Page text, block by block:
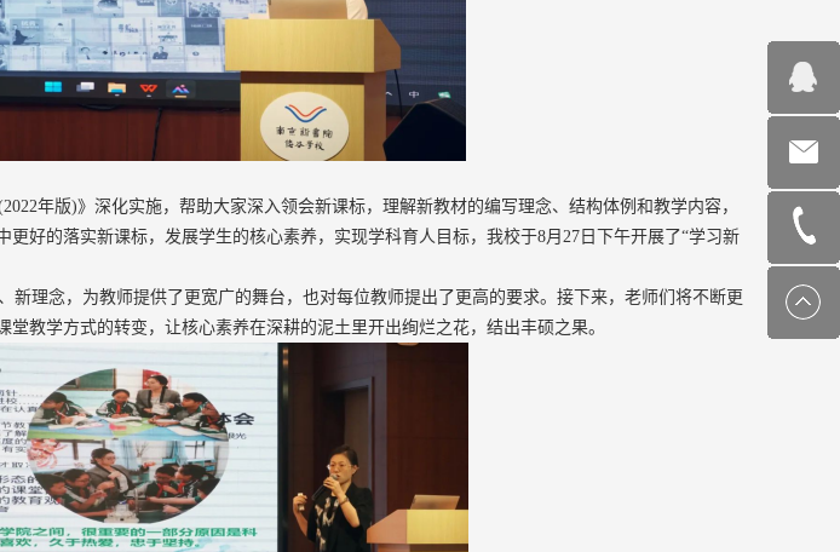
年版)》深化实施，帮助大家深入领会新课标，理解新教材的编写理念、结构体例和教学内容，
好的落实新课标，发展学生的核心素养，实现学科育人目标，我校于8月27日下午开展了“学习新
新理念，为教师提供了更宽广的舞台，也对每位教师提出了更高的要求。接下来，老师们将不断更
教学方式的转变，让核心素养在深耕的泥土里开出绚烂之花，结出丰硕之果。